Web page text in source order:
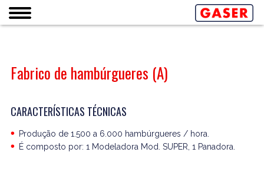
Fabrico de hambúrgueres (A)
CARACTERÍSTICAS TÉCNICAS
Produção de 1.500 a 6.000 hambúrgueres / hora.
É composto por: 1 Modeladora Mod. SUPER, 1 Panadora.